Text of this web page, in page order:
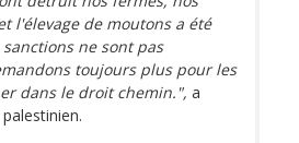
l'élevage de moutons a été
ne sont pas
toujours plus pour les
dans le droit chemin.", a